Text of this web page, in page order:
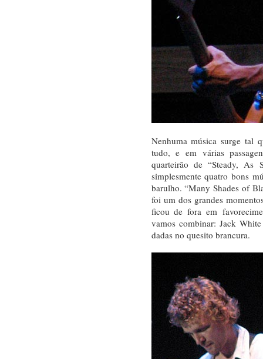
Nenhuma música surge tal
tudo, e em várias
quarteirão de “Steady, As
simplesmente quatro bons
barulho. “Many Shades of
foi um dos grandes
ficou de fora em
vamos combinar: Jack
dadas no quesito brancura.